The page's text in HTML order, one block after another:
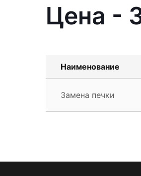
Цена -
Наименование
Замена печки